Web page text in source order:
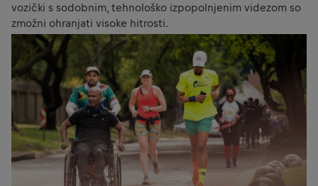
vozički s sodobnim, tehnološko izpopolnjenim videzom so
zmožni ohranjati visoke hitrosti.